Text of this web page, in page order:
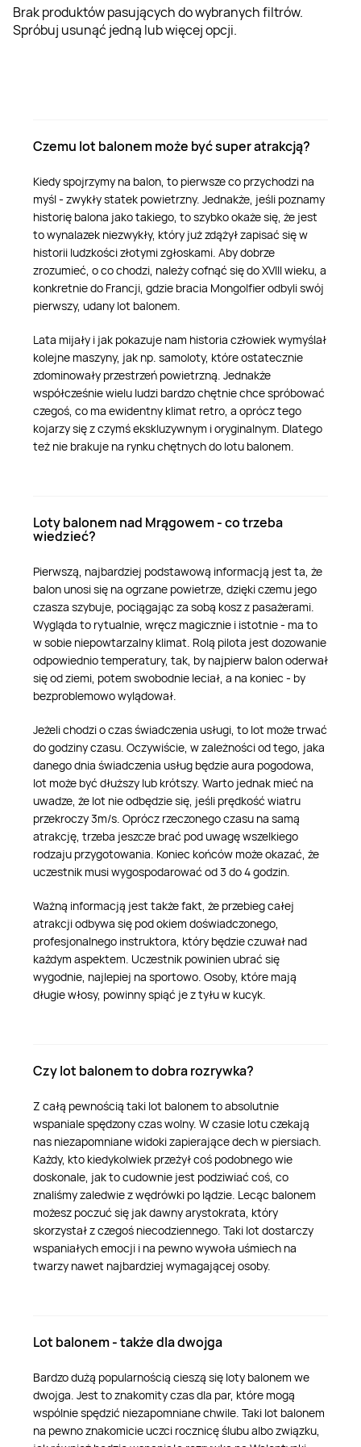
Day SPA
SPA dla kobiet
Zabieg SPA
SPA dla mężczyzn
Weekend dla dwojga
Willa
Pensjonat
Resort
Wakacje w Polsce
Weekend w SPA
Mazury
Masaż dla dwojga
Masaż bańką chińską
Masaż Tkanek Głębokich
Masaż ajurwedyjski
Masaż Gorącymi Kamieniami
Masaż klasyczny
Masaż pleców
Masaż Shiatsu
Masaż Antycellulitowy
Masaż całego ciała
Masaż czekoladą
Masaż Karku
Masaż orientalny
Lot szybowcem
Lot awionetką
Off-road
Drifting
Szybkie auta
Przejażdżka Czołgiem
Samochody rajdowe
Pojazdy specjalne
Jazda po torze
Pojazdy militarne
Degustacje
Romantyczna kolacja
Deser
Pole dance
Okulary VR
Jazda konna
Tyrolka
Sztuki walki
Fitness
Sporty zimowe
Tenis
Parki rozrywki
Warsztaty muzyczne
Bilard
Kursy kompetencyjne
Rejs statkiem
Rafting
Spływ kajakowy
Aquapark
Żeglarstwo
Kurs żeglarski
Kurs motorowodny
Brak produktów pasujących do wybranych filtrów.
Spróbuj usunąć jedną lub więcej opcji.
Czemu lot balonem może być super atrakcją?
Kiedy spojrzymy na balon, to pierwsze co przychodzi na
myśl - zwykły statek powietrzny. Jednakże, jeśli poznamy
historię balona jako takiego, to szybko okaże się, że jest
to wynalazek niezwykły, który już zdążył zapisać się w
historii ludzkości złotymi zgłoskami. Aby dobrze
zrozumieć, o co chodzi, należy cofnąć się do XVIII wieku, a
konkretnie do Francji, gdzie bracia Mongolfier odbyli swój
pierwszy, udany lot balonem.
Lata mijały i jak pokazuje nam historia człowiek wymyślał
kolejne maszyny, jak np. samoloty, które ostatecznie
zdominowały przestrzeń powietrzną. Jednakże
współcześnie wielu ludzi bardzo chętnie chce spróbować
czegoś, co ma ewidentny klimat retro, a oprócz tego
kojarzy się z czymś ekskluzywnym i oryginalnym. Dlatego
też nie brakuje na rynku chętnych do lotu balonem.
Loty balonem nad Mrągowem - co trzeba
wiedzieć?
Pierwszą, najbardziej podstawową informacją jest ta, że
balon unosi się na ogrzane powietrze, dzięki czemu jego
czasza szybuje, pociągając za sobą kosz z pasażerami.
Wygląda to rytualnie, wręcz magicznie i istotnie - ma to
w sobie niepowtarzalny klimat. Rolą pilota jest dozowanie
odpowiednio temperatury, tak, by najpierw balon oderwał
się od ziemi, potem swobodnie leciał, a na koniec - by
bezproblemowo wylądował.
Jeżeli chodzi o czas świadczenia usługi, to lot może trwać
do godziny czasu. Oczywiście, w zależności od tego, jaka
danego dnia świadczenia usług będzie aura pogodowa,
lot może być dłuższy lub krótszy. Warto jednak mieć na
uwadze, że lot nie odbędzie się, jeśli prędkość wiatru
przekroczy 3m/s. Oprócz rzeczonego czasu na samą
atrakcję, trzeba jeszcze brać pod uwagę wszelkiego
rodzaju przygotowania. Koniec końców może okazać, że
uczestnik musi wygospodarować od 3 do 4 godzin.
Ważną informacją jest także fakt, że przebieg całej
atrakcji odbywa się pod okiem doświadczonego,
profesjonalnego instruktora, który będzie czuwał nad
każdym aspektem. Uczestnik powinien ubrać się
wygodnie, najlepiej na sportowo. Osoby, które mają
długie włosy, powinny spiąć je z tyłu w kucyk.
Czy lot balonem to dobra rozrywka?
Z całą pewnością taki lot balonem to absolutnie
wspaniale spędzony czas wolny. W czasie lotu czekają
nas niezapomniane widoki zapierające dech w piersiach.
Każdy, kto kiedykolwiek przeżył coś podobnego wie
doskonale, jak to cudownie jest podziwiać coś, co
znaliśmy zaledwie z wędrówki po lądzie. Lecąc balonem
możesz poczuć się jak dawny arystokrata, który
skorzystał z czegoś niecodziennego. Taki lot dostarczy
wspaniałych emocji i na pewno wywoła uśmiech na
twarzy nawet najbardziej wymagającej osoby.
Lot balonem - także dla dwojga
Bardzo dużą popularnością cieszą się loty balonem we
dwojga. Jest to znakomity czas dla par, które mogą
wspólnie spędzić niezapomniane chwile. Taki lot balonem
na pewno znakomicie uczci rocznicę ślubu albo związku,